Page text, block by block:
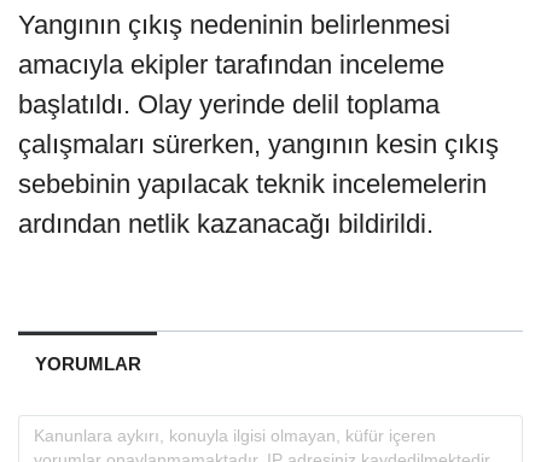
Yangının çıkış nedeninin belirlenmesi
amacıyla ekipler tarafından inceleme
başlatıldı. Olay yerinde delil toplama
çalışmaları sürerken, yangının kesin çıkış
sebebinin yapılacak teknik incelemelerin
ardından netlik kazanacağı bildirildi.
YORUMLAR